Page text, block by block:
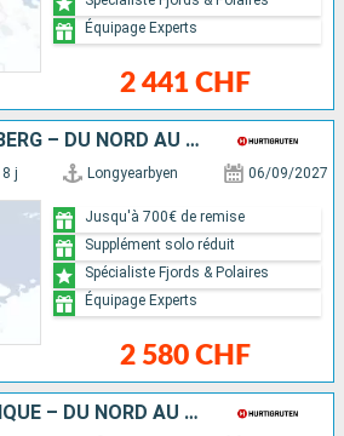
2 441 CHF
Équipage Experts
LA LIGNE DU SPITZBERG – DU NORD AU SUD
8 j Longyearbyen 06/09/2027
2 580 CHF
Jusqu'à 700€ de remise
Supplément solo réduit
Spécialiste Fjords & Polaires
Équipage Experts
LA LIGNE DE L’ARCTIQUE – DU NORD AU SUD